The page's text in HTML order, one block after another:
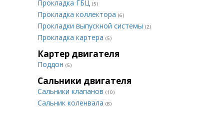
Прокладка ГБЦ (5)
Прокладка коллектора (6)
Прокладки выпускной системы (2)
Прокладка картера (5)
Картер двигателя
Поддон (5)
Сальники двигателя
Сальники клапанов (10)
Сальник коленвала (8)